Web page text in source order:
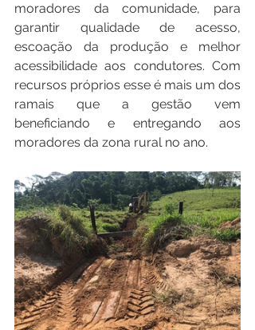
moradores da comunidade, para
garantir qualidade de acesso,
escoação da produção e melhor
acessibilidade aos condutores. Com
recursos próprios esse é mais um dos
ramais que a gestão vem
beneficiando e entregando aos
moradores da zona rural no ano.